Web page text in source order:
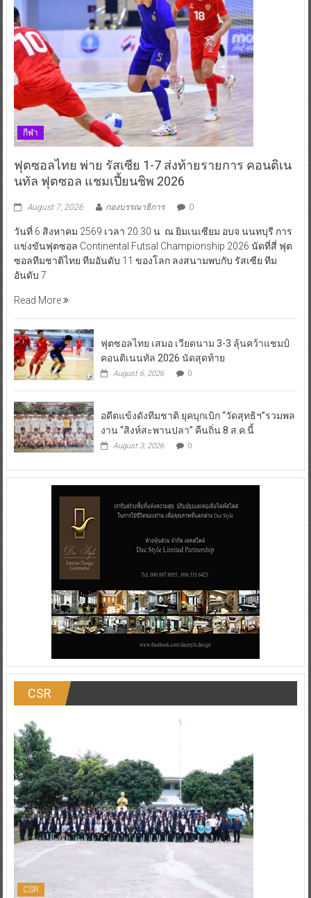
กีฬา
ฟุตซอลไทย พ่าย รัสเซีย 1-7 ส่งท้ายรายการ คอนติเน
นทัล ฟุตซอล แชมเปี้ยนชิพ 2026
August 7, 2026 กองบรรณาธิการ 0
วันที่ 6 สิงหาคม 2569 เวลา 20.30 น. ณ ยิมเนเซียม อบจ.นนทบุรี การ
แข่งขันฟุตซอล Continental Futsal Championship 2026 นัดที่สี่ ฟุต
ซอลทีมชาติไทย ทีมอันดับ 11 ของโลก ลงสนามพบกับ รัสเซีย ทีม
อันดับ 7
Read More
ฟุตซอลไทย เสมอ เวียดนาม 3-3 ลุ้นคว้าแชมป์
คอนติเนนทัล 2026 นัดสุดท้าย
August 6, 2026 0
อดีตแข้งดังทีมชาติ ยุคบุกเบิก “วัดสุทธิฯ”รวมพล
งาน “สิงห์สะพานปลา” คืนถิ่น 8 ส.ค.นี้
August 3, 2026 0
CSR
CSR